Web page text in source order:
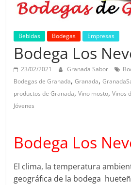
Bebidas Bodegas Empresas
Bodega Los
23/02/2021 Granada Sabor
Bodegas de Granada,Granada,
productos de Granada,Vino mosto,Vinos
Jóvenes
Bodega Los
El clima, la temperatura
geográfica de la bodega